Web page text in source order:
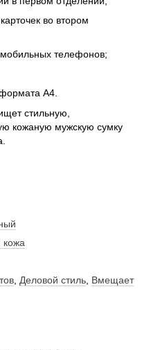
во втором
телефонов;
А4.
стильную,
кожаную мужскую сумку
кожа
Деловой стиль Вмещает